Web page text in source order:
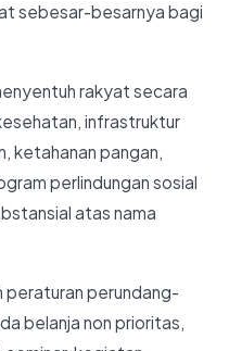
sebesar-besarnya bagi
rakyat secara
infrastruktur
ketahanan pangan,
perlindungan sosial
atas nama
peraturan perundang-
belanja non prioritas,